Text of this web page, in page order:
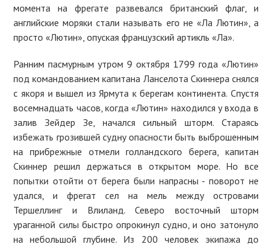
момента на фрегате развевался британский флаг, и
английские моряки стали называть его не «Ла Лютин», а
просто «Лютин», опуская французский артикль «Ла».
Ранним пасмурным утром 9 октября 1799 года «Лютин»
под командованием капитана Ланселота Скиннера снялся
с якоря и вышел из Ярмута к берегам континента. Спустя
восемнадцать часов, когда «Лютин» находился у входа в
залив Зейдер Зе, начался сильный шторм. Стараясь
избежать грозившей судну опасности быть выброшенным
на прибрежные отмели голландского берега, капитан
Скиннер решил держаться в открытом море. Но все
попытки отойти от берега были напрасны - поворот не
удался, и фрегат сел на мель между островами
Тершеллинг и Влиланд. Северо восточный шторм
ураганной силы быстро опрокинул судно, и оно затонуло
на небольшой глубине. Из 200 человек экипажа до